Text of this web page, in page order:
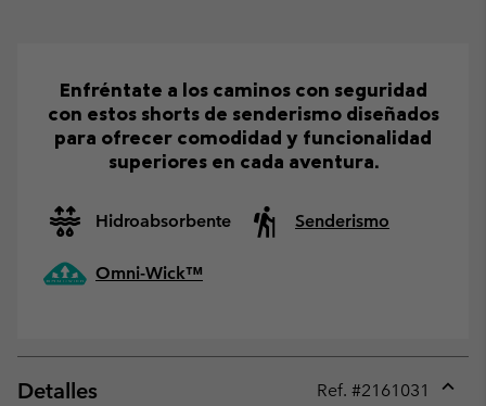
Enfréntate a los caminos con seguridad
con estos shorts de senderismo diseñados
para ofrecer comodidad y funcionalidad
superiores en cada aventura.
Hidroabsorbente Senderismo
Omni-Wick™
Detalles Ref. #2161031